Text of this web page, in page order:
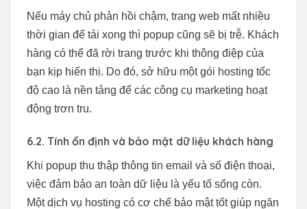
Nếu máy chủ phản hồi chậm, trang web mất nhiều
thời gian để tải xong thì popup cũng sẽ bị trễ. Khách
hàng có thể đã rời trang trước khi thông điệp của
bạn kịp hiển thị. Do đó, sở hữu một gói hosting tốc
độ cao là nền tảng để các công cụ marketing hoạt
động trơn tru.
6.2. Tính ổn định và bảo mật dữ liệu khách hàng
Khi popup thu thập thông tin email và số điện thoại,
việc đảm bảo an toàn dữ liệu là yếu tố sống còn.
Một dịch vụ hosting có cơ chế bảo mật tốt giúp ngăn